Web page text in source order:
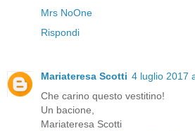
Mrs NoOne
Rispondi
Mariateresa Scotti 4 luglio 2017
Che carino questo vestitino!
Un bacione,
Mariateresa Scotti